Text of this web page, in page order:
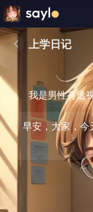
上学日记
我是男性有透
早安，大家，今